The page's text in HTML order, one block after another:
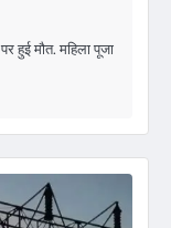
हुई मौत. महिला पूजा